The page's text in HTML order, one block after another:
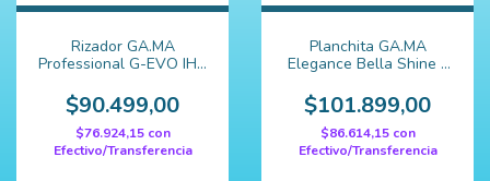
Rizador GA.MA
Professional G-EVO IHT
$90.499,00
$76.924,15 con
Efectivo/Transferencia
Planchita GA.MA
Elegance Bella Shine -
$101.899,00
$86.614,15 con
Efectivo/Transferencia